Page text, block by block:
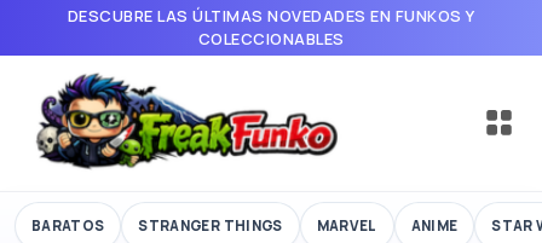
DESCUBRE LAS ÚLTIMAS NOVEDADES EN FUNKOS Y
COLECCIONABLES
BARATOS STRANGER THINGS MARVEL ANIME STAR